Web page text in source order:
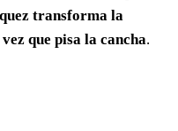
transforma la
que pisa la cancha.